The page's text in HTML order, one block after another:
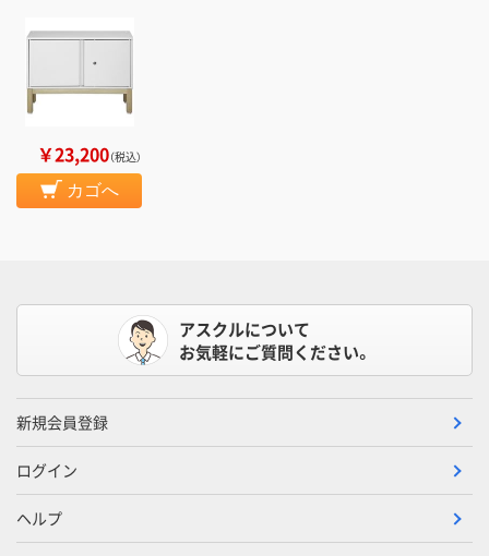
￥23,200（税込）
カゴへ
アスクルについて
お気軽にご質問ください。
新規会員登録
ログイン
ヘルプ